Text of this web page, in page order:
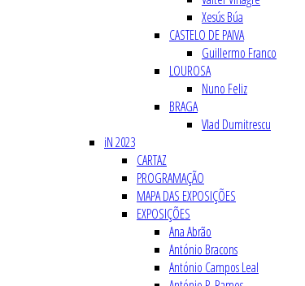
Xesús Búa
CASTELO DE PAIVA
Guillermo Franco
LOUROSA
Nuno Feliz
BRAGA
Vlad Dumitrescu
iN 2023
CARTAZ
PROGRAMAÇÃO
MAPA DAS EXPOSIÇÕES
EXPOSIÇÕES
Ana Abrão
António Bracons
António Campos Leal